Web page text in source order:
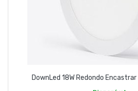
DownLed 18W Redondo